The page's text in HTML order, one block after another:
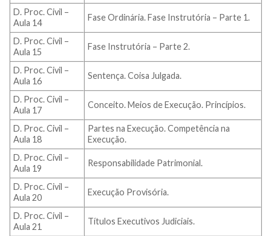
D. Proc. Civil –
Aula 14
Fase Ordinária. Fase Instrutória – Parte 1.
D. Proc. Civil –
Aula 15
Fase Instrutória – Parte 2.
D. Proc. Civil –
Aula 16
Sentença. Coisa Julgada.
D. Proc. Civil –
Aula 17
Conceito. Meios de Execução. Princípios.
D. Proc. Civil –
Aula 18
Partes na Execução. Competência na
Execução.
D. Proc. Civil –
Aula 19
Responsabilidade Patrimonial.
D. Proc. Civil –
Aula 20
Execução Provisória.
D. Proc. Civil –
Aula 21
Títulos Executivos Judiciais.